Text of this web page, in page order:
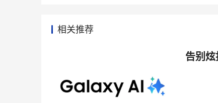
及LUN数量（16,384个）是其他系统的两倍以
NSC55的其他特性包括嵌入式NAS刀片、
合理存储环境。HDS是在大型机环境中提供
择。
相关推荐
告别